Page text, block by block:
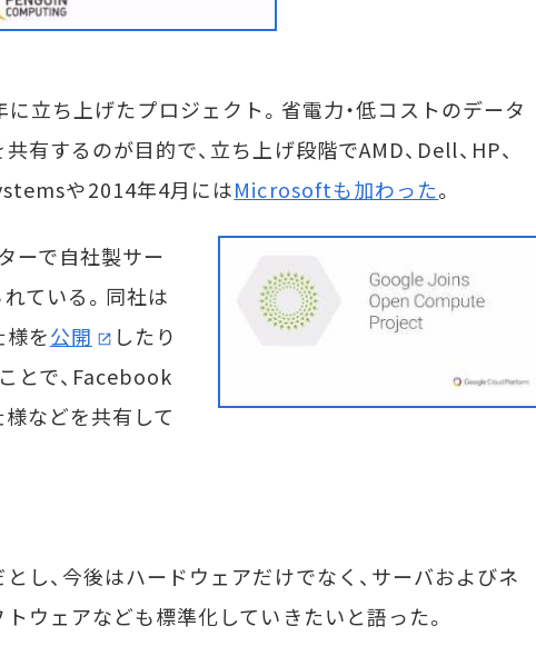
立ち上げたプロジェクト。省電力・低コストのデータ
有するのが目的で、立ち上げ段階でAMD、Dell、HP、
や2014年4月にはMicrosoftも加わった。
ーで自社製サー
ている。同社は
を公開
したり
とで、Facebook
などを共有して
し、今後はハードウェアだけでなく、サーバおよびネ
ウェアなども標準化していきたいと語った。